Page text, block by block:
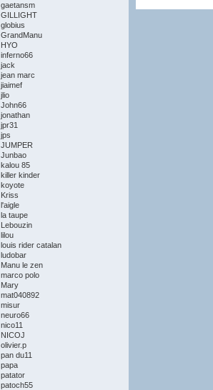
gaetansm
GILLIGHT
globius
GrandManu
HYO
inferno66
jack
jean marc
jiaimef
jlio
John66
jonathan
jpr31
jps
JUMPER
Junbao
kalou 85
killer kinder
koyote
Kriss
l'aigle
la taupe
Lebouzin
lilou
louis rider catalan
ludobar
Manu le zen
marco polo
Mary
mat040892
misur
neuro66
nico11
NICOJ
olivier.p
pan du11
papa
patator
patoch55